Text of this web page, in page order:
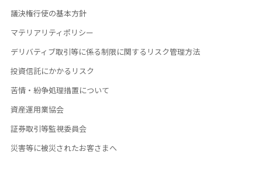
議決権行使の基本方針
マテリアリティポリシー
デリバティブ取引等に係る制限に関するリスク管理方法
投資信託にかかるリスク
苦情・紛争処理措置について
資産運用業協会
証券取引等監視委員会
災害等に被災されたお客さまへ